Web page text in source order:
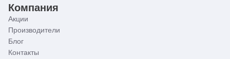
Компания
Акции
Производители
Блог
Контакты